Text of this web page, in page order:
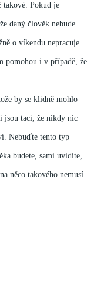
takové. Pokud je
daný člověk nebude
o víkendu nepracuje.
pomohou i v případě, že
by se klidně mohlo
jsou tací, že nikdy nic
Nebuďte tento typ
budete, sami uvidíte,
něco takového nemusí